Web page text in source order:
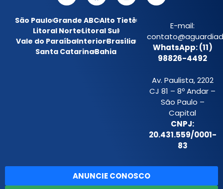
São PauloGrande ABCAlto Tietê
Litoral NorteLitoral Sul
Vale do ParaíbaInteriorBrasília
Santa CatarinaBahia
E-mail:
WhatsApp: (11)
98826-4492
Av. Paulista, 2202
CJ 81 – 8º Andar –
São Paulo –
Capital
CNPJ:
20.431.559/0001-
83
ANUNCIE CONOSCO